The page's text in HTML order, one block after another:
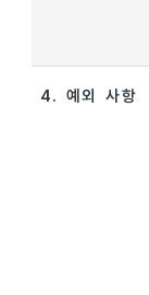
4. 예외 사항